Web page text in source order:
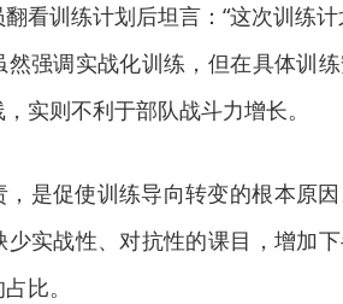
看训练计划后坦言：“这次训练
然强调实战化训练，但在具体训
实则不利于部队战斗力增长。
，是促使训练导向转变的根本原
实战性、对抗性的课目，增加
比。